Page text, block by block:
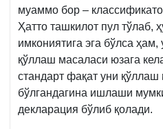
муаммо бор –
Ҳатто ташкилот пул
имкониятига эга бўлса
қўллаш масаласи юзага
стандарт фақат уни
бўлгандагина ишлаши
декларация бўлиб қолади.